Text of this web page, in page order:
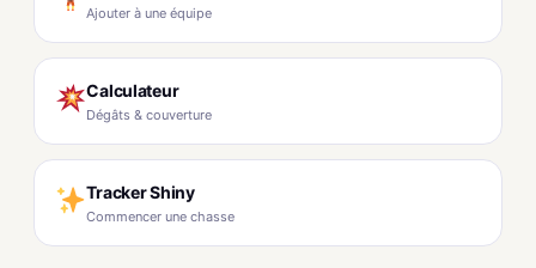
Ajouter à une équipe
Calculateur
Dégâts & couverture
Tracker Shiny
Commencer une chasse